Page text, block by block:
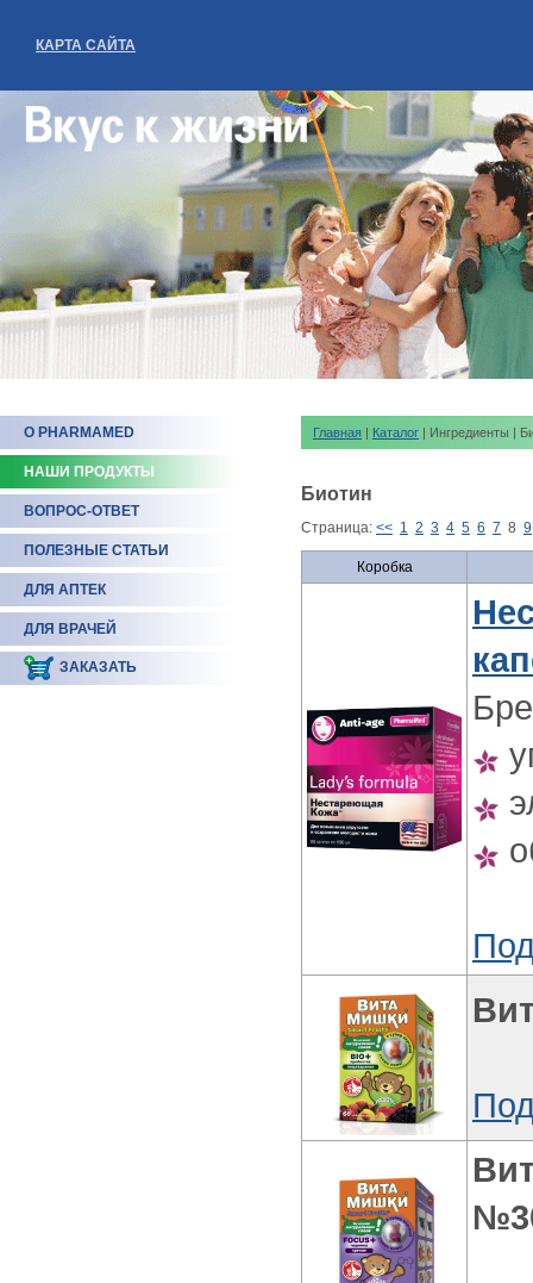
КАРТА САЙТА
О PHARMAMED
НАШИ ПРОДУКТЫ
ВОПРОС-ОТВЕТ
ПОЛЕЗНЫЕ СТАТЬИ
ДЛЯ АПТЕК
ДЛЯ ВРАЧЕЙ
ЗАКАЗАТЬ
Главная | Каталог | Ингредиенты |
Биотин
Страница: << 1 2 3 4 5 6 7 8 9
Коробка